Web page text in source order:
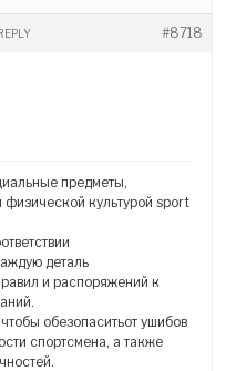
#8718
предметы,
культурой sport
деталь
и распоряжений к
обезопаситьот ушибов
спортсмена, а также